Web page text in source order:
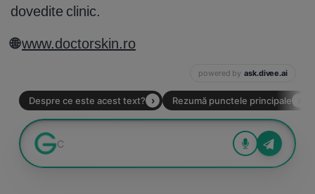
dovedite clinic.
🌐www.doctorskin.ro